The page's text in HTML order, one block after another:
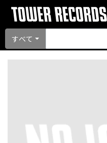
すべて